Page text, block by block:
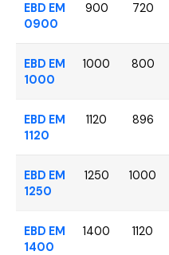
EBD EM
0900
900 720
EBD EM
1000
1000 800
EBD EM
1120
1120 896
EBD EM
1250
1250 1000
EBD EM
1400
1400 1120